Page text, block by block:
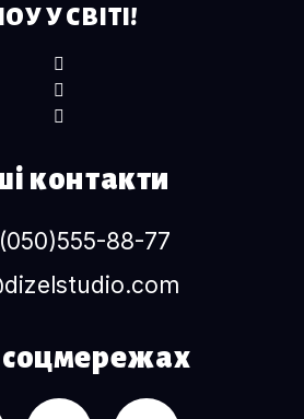
У СВІТІ!
контакти
88-77